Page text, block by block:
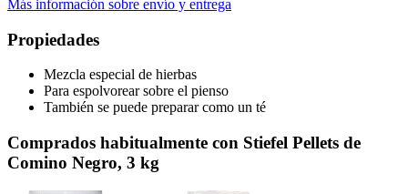
Más información sobre envío y entrega
Propiedades
Mezcla especial de hierbas
Para espolvorear sobre el pienso
También se puede preparar como un té
Comprados habitualmente con Stiefel Pellets de
Comino Negro, 3 kg